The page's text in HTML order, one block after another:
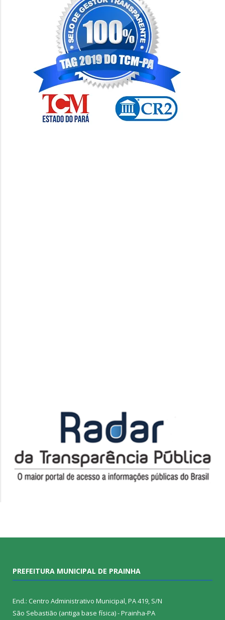
PREFEITURA MUNICIPAL DE PRAINHA
End.: Centro Administrativo Municipal, PA 419, S/N
São Sebastião (antiga base física) - Prainha-PA